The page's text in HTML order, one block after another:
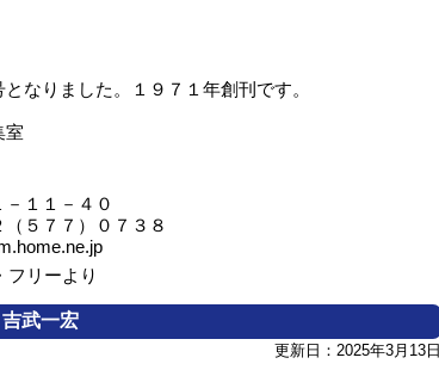
なりました。１９７１年創刊です。
１１－４０
７７）０７３８
フリーより
武一宏
更新日：2025年3月13日